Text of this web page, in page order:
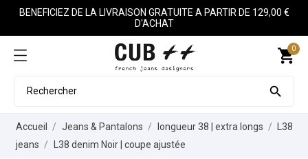
BENEFICIEZ DE LA LIVRAISON GRATUITE A PARTIR DE 129,00 €
D'ACHAT
shopping_cart
0

Accueil Jeans & Pantalons longueur 38 | extra longs
L38
jeans
L38 denim Noir | coupe ajustée